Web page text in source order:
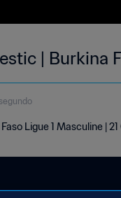
| Burkina
Ligue 1 Masculine |